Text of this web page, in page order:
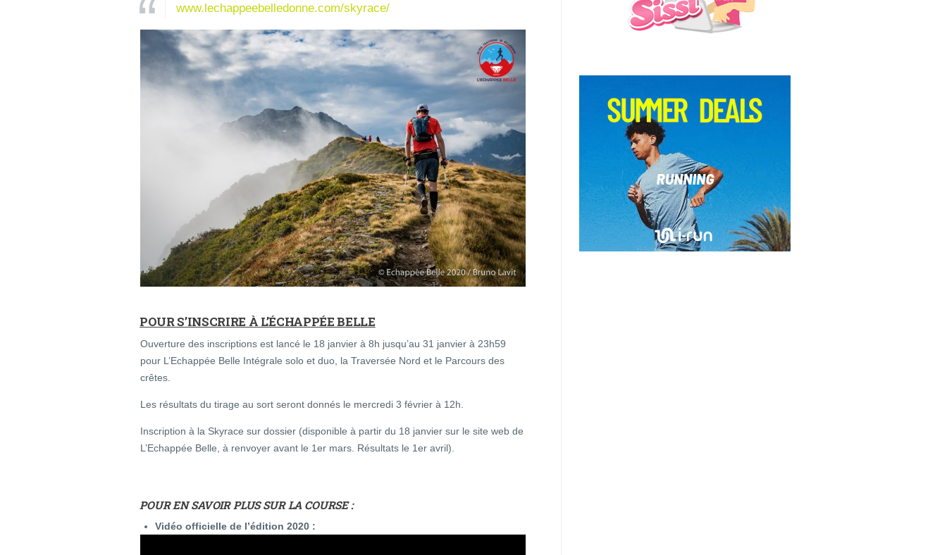
www.lechappeebelledonne.com/skyrace/
POUR S’INSCRIRE À L’ÉCHAPPÉE BELLE
Ouverture des inscriptions est lancé le 18 janvier à 8h jusqu’au 31 janvier à 23h59
pour L’Echappée Belle Intégrale solo et duo, la Traversée Nord et le Parcours des
crêtes.
Les résultats du tirage au sort seront donnés le mercredi 3 février à 12h.
Inscription à la Skyrace sur dossier (disponible à partir du 18 janvier sur le site web de
L’Echappée Belle, à renvoyer avant le 1er mars. Résultats le 1er avril).
POUR EN SAVOIR PLUS SUR LA COURSE :
Vidéo officielle de l’édition 2020 :